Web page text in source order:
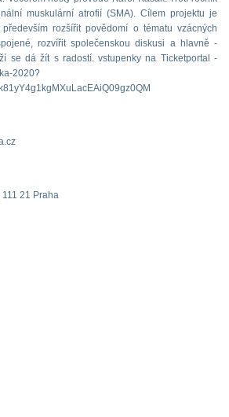
muskulární atrofií (SMA). Cílem projektu je
rozšířit povědomí o tématu vzácných
rozvířit společenskou diskusi a hlavně -
se dá žít s radostí. vstupenky na Ticketportal -
2020?
21 Praha